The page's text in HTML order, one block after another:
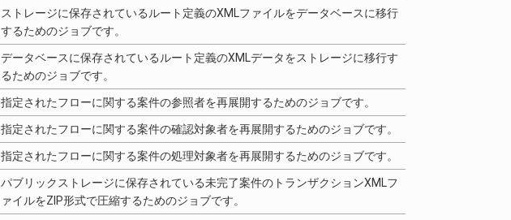
ストレージに保存されているルート定義のXMLファイルをデータベースに移行
するためのジョブです。
データベースに保存されているルート定義のXMLデータをストレージに移行す
るためのジョブです。
指定されたフローに関する案件の参照者を再展開するためのジョブです。
指定されたフローに関する案件の確認対象者を再展開するためのジョブです。
指定されたフローに関する案件の処理対象者を再展開するためのジョブです。
パブリックストレージに保存されている未完了案件のトランザクションXMLフ
ァイルをZIP形式で圧縮するためのジョブです。